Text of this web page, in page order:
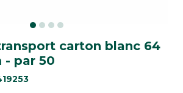
carton blanc 64
- par 50